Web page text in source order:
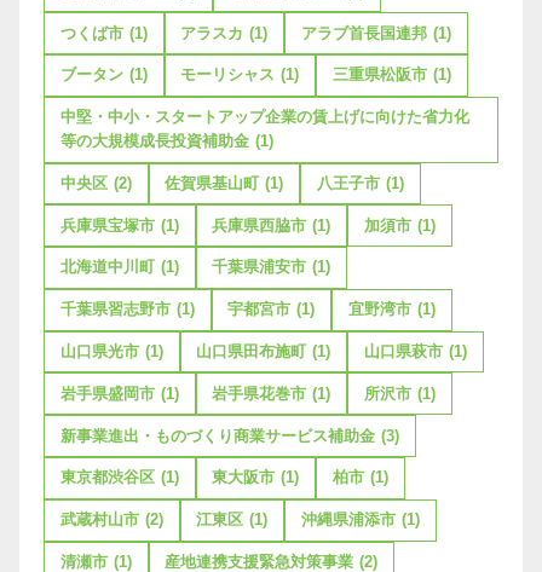
つくば市 (1) アラスカ (1) アラブ首長国連邦 (1)
ブータン (1) モーリシャス (1) 三重県松阪市 (1)
中堅・中小・スタートアップ企業の賃上げに向けた省力化
等の大規模成長投資補助金 (1)
中央区 (2) 佐賀県基山町 (1) 八王子市 (1)
兵庫県宝塚市 (1) 兵庫県西脇市 (1) 加須市 (1)
北海道中川町 (1) 千葉県浦安市 (1)
千葉県習志野市 (1) 宇都宮市 (1) 宜野湾市 (1)
山口県光市 (1) 山口県田布施町 (1) 山口県萩市 (1)
岩手県盛岡市 (1) 岩手県花巻市 (1) 所沢市 (1)
新事業進出・ものづくり商業サービス補助金 (3)
東京都渋谷区 (1) 東大阪市 (1) 柏市 (1)
武蔵村山市 (2) 江東区 (1) 沖縄県浦添市 (1)
清瀬市 (1) 産地連携支援緊急対策事業 (2)